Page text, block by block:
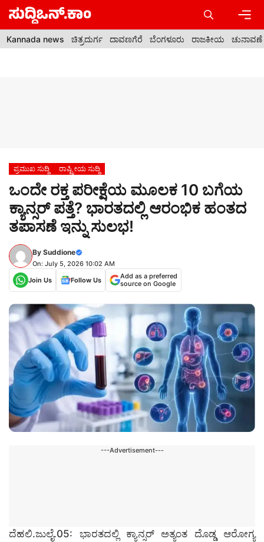
Skip
content
Kannada news ಚಿತ್ರದುರ್ಗ ದಾವಣಗೆರೆ ಬೆಂಗಳೂರು ರಾಜಕೀಯ ಚುನಾವಣೆ
ಪ್ರಮುಖ ಸುದ್ದಿ ರಾಷ್ಟ್ರೀಯ ಸುದ್ದಿ
ಒಂದೇ ರಕ್ತ ಪರೀಕ್ಷೆಯ ಮೂಲಕ 10 ಬಗೆಯ
ಕ್ಯಾನ್ಸರ್ ಪತ್ತೆ? ಭಾರತದಲ್ಲಿ ಆರಂಭಿಕ ಹಂತದ
ತಪಾಸಣೆ ಇನ್ನು ಸುಲಭ!
By Suddione
On: July 5, 2026 10:02 AM
Join Us
Follow Us
Add as a preferred
source on Google
---Advertisement---
ದೆಹಲಿ.ಜುಲೈ.05: ಭಾರತದಲ್ಲಿ ಕ್ಯಾನ್ಸರ್ ಅತ್ಯಂತ ದೊಡ್ಡ ಆರೋಗ್ಯ